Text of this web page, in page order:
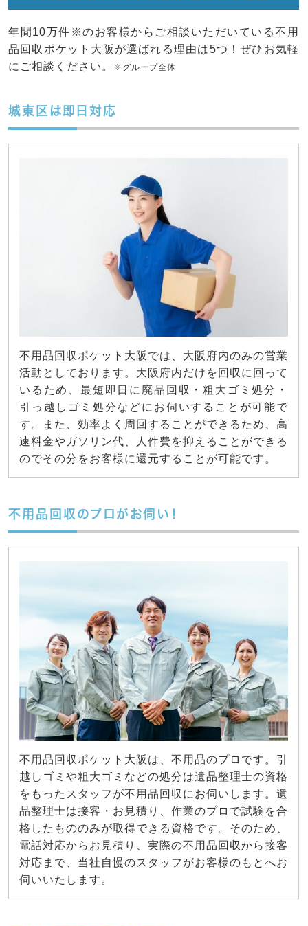
年間10万件※のお客様からご相談いただいている不用
品回収ポケット大阪が選ばれる理由は5つ！ぜひお気軽
にご相談ください。
※グループ全体
城東区は即日対応
不用品回収ポケット大阪では、大阪府内のみの営業
活動としております。大阪府内だけを回収に回って
いるため、最短即日に廃品回収・粗大ゴミ処分・
引っ越しゴミ処分などにお伺いすることが可能で
す。また、効率よく周回することができるため、高
速料金やガソリン代、人件費を抑えることができる
のでその分をお客様に還元することが可能です。
不用品回収のプロがお伺い！
不用品回収ポケット大阪は、不用品のプロです。引
越しゴミや粗大ゴミなどの処分は遺品整理士の資格
をもったスタッフが不用品回収にお伺いします。遺
品整理士は接客・お見積り、作業のプロで試験を合
格したもののみが取得できる資格です。そのため、
電話対応からお見積り、実際の不用品回収から接客
対応まで、当社自慢のスタッフがお客様のもとへお
伺いいたします。